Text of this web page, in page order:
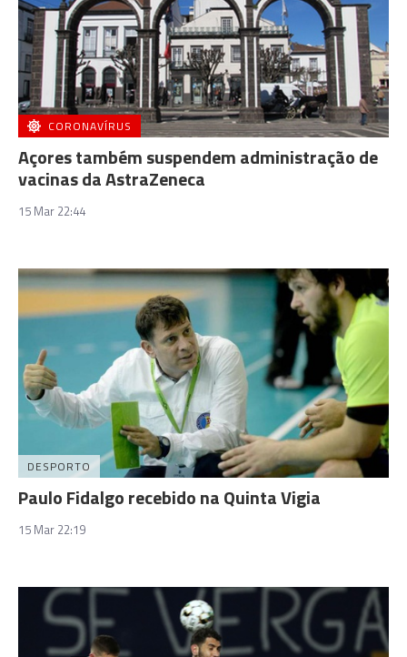
CORONAVÍRUS
Açores também suspendem administração de
vacinas da AstraZeneca
15 Mar 22:44
DESPORTO
Paulo Fidalgo recebido na Quinta Vigia
15 Mar 22:19